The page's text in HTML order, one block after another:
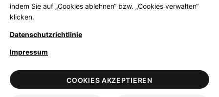
LegalDatenschutzrichtlinieZugänglichkeitHinweis zu Cookies
VerkaufsbedingungenNutzungsbedingungen
indem Sie auf „Cookies ablehnen“ bzw. „Cookies verwalten“
klicken.
Datenschutzrichtlinie
Impressum
COOKIES AKZEPTIEREN